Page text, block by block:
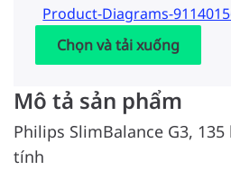
Product-Diagrams-
Chọn và tải xuống
Mô tả sản phẩm
Philips SlimBalance G3,
tính